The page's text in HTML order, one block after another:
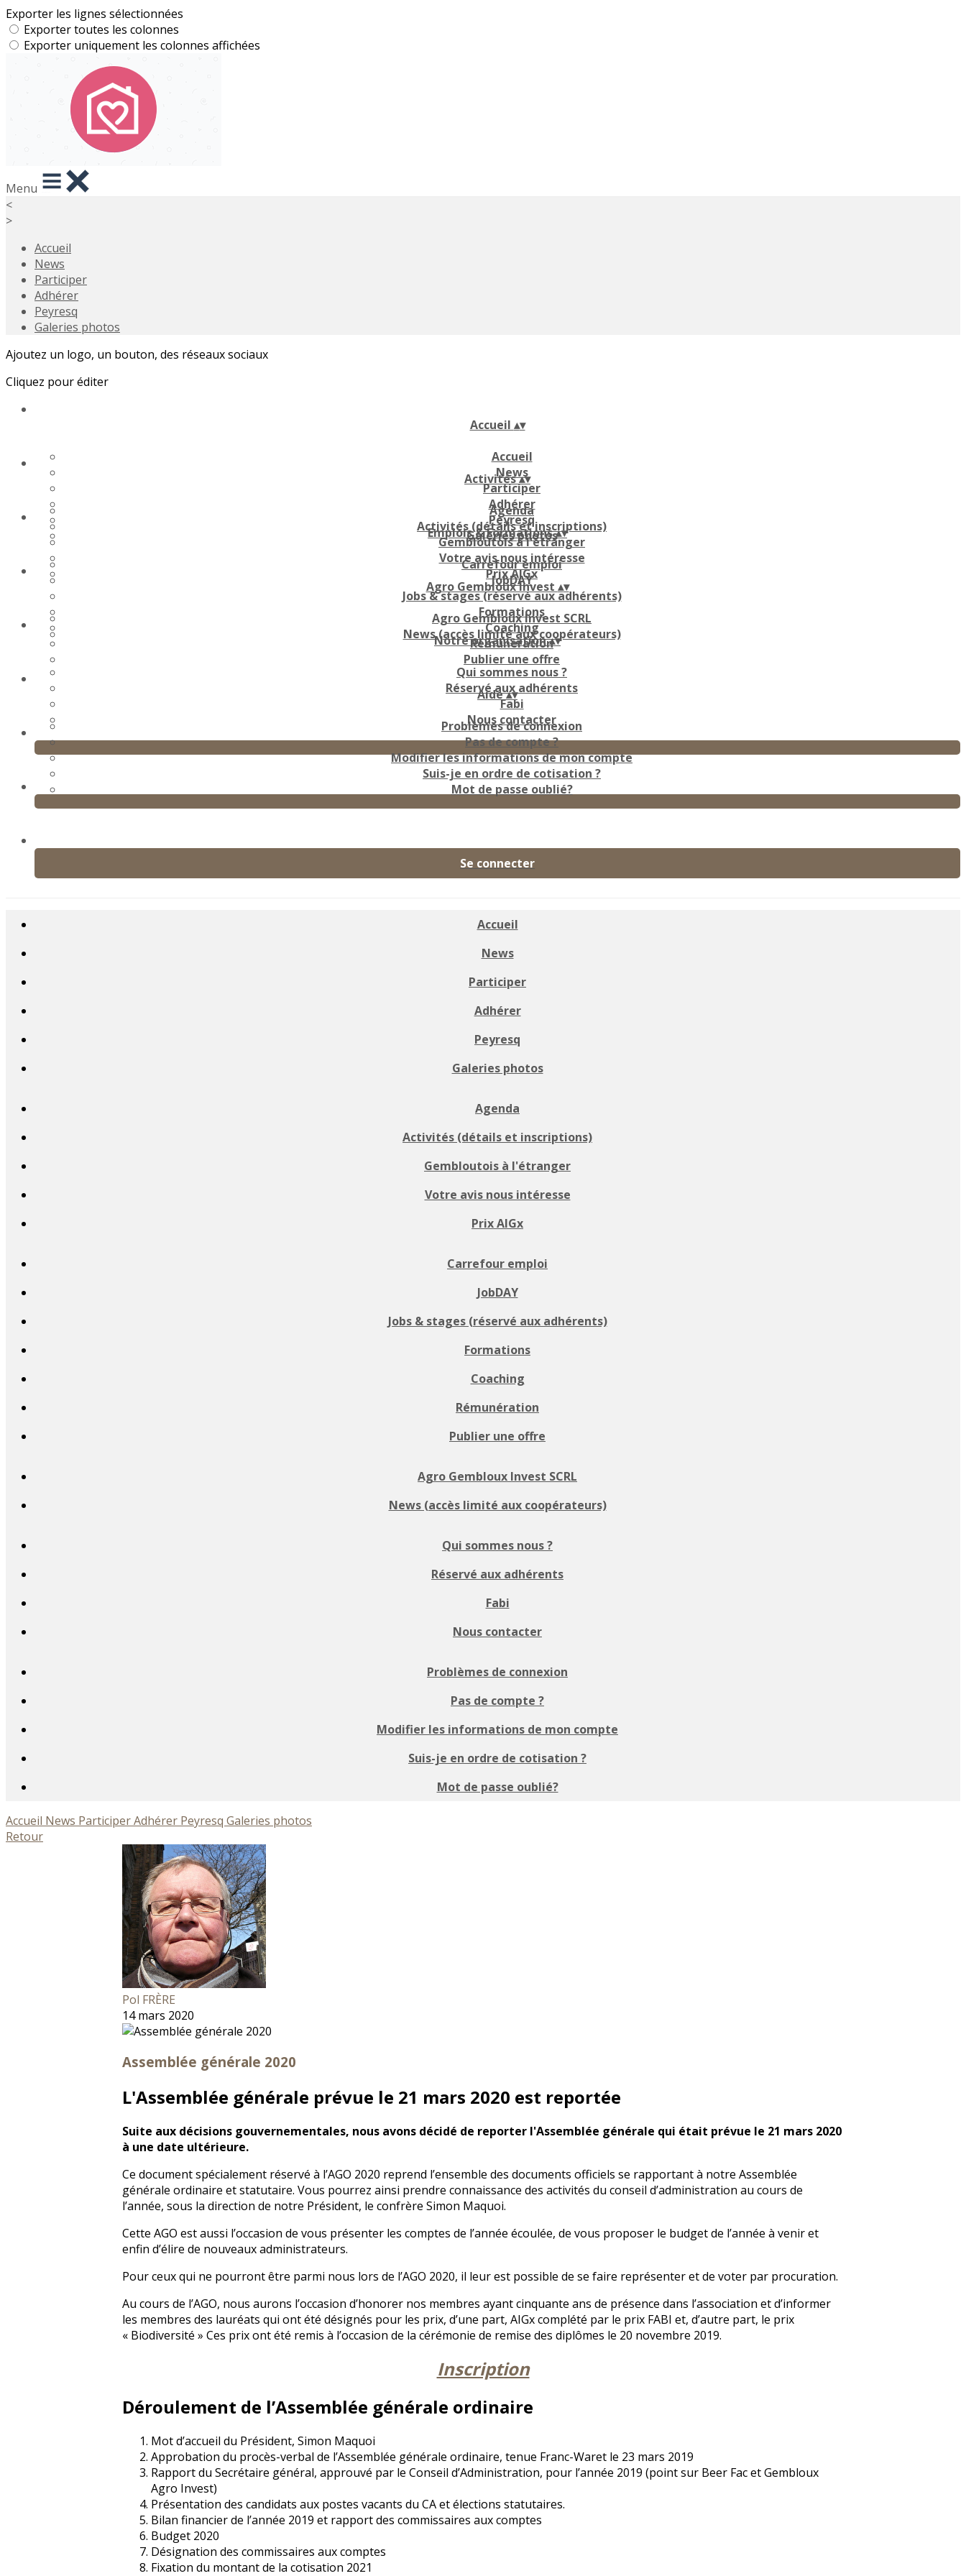
Exporter les lignes sélectionnées
Exporter toutes les colonnes
Exporter uniquement les colonnes affichées
Menu
<
>
Accueil
News
Participer
Adhérer
Peyresq
Galeries photos
Ajoutez un logo, un bouton, des réseaux sociaux
Cliquez pour éditer
Accueil ▴▾
Accueil
News
Participer
Adhérer
Peyresq
Galeries photos
Activités▴▾
Agenda
Activités (détails et inscriptions)
Gembloutois à l'étranger
Votre avis nous intéresse
Prix AIGx
Emplois & Formations▴▾
Carrefour emploi
JobDAY
Jobs & stages (réservé aux adhérents)
Formations
Coaching
Rémunération
Publier une offre
Agro Gembloux Invest ▴▾
Agro Gembloux Invest SCRL
News (accès limité aux coopérateurs)
Notre organisation▴▾
Qui sommes nous ?
Réservé aux adhérents
Fabi
Nous contacter
Aide▴▾
Problèmes de connexion
Pas de compte ?
Modifier les informations de mon compte
Suis-je en ordre de cotisation ?
Mot de passe oublié?
Se connecter
Accueil
News
Participer
Adhérer
Peyresq
Galeries photos
Agenda
Activités (détails et inscriptions)
Gembloutois à l'étranger
Votre avis nous intéresse
Prix AIGx
Carrefour emploi
JobDAY
Jobs & stages (réservé aux adhérents)
Formations
Coaching
Rémunération
Publier une offre
Agro Gembloux Invest SCRL
News (accès limité aux coopérateurs)
Qui sommes nous ?
Réservé aux adhérents
Fabi
Nous contacter
Problèmes de connexion
Pas de compte ?
Modifier les informations de mon compte
Suis-je en ordre de cotisation ?
Mot de passe oublié?
Accueil News ParticiperAdhérer Peyresq Galeries photos
Retour
Pol FRÈRE
14 mars 2020
Assemblée générale 2020
L'Assemblée générale prévue le 21 mars 2020 est reportée
Suite aux décisions gouvernementales, nous avons décidé de reporter l'Assemblée générale qui était prévue le 21 mars 2020
à une date ultérieure.
Ce document spécialement réservé à l’AGO 2020 reprend l’ensemble des documents officiels se rapportant à notre Assemblée
générale ordinaire et statutaire. Vous pourrez ainsi prendre connaissance des activités du conseil d’administration au cours de
l’année, sous la direction de notre Président, le confrère Simon Maquoi.
Cette AGO est aussi l’occasion de vous présenter les comptes de l’année écoulée, de vous proposer le budget de l’année à venir et
enfin d’élire de nouveaux administrateurs.
Pour ceux qui ne pourront être parmi nous lors de l’AGO 2020, il leur est possible de se faire représenter et de voter par procuration.
Au cours de l’AGO, nous aurons l’occasion d’honorer nos membres ayant cinquante ans de présence dans l’association et d’informer
les membres des lauréats qui ont été désignés pour les prix, d’une part, AIGx complété par le prix FABI et, d’autre part, le prix
« Biodiversité » Ces prix ont été remis à l’occasion de la cérémonie de remise des diplômes le 20 novembre 2019.
Inscription
Déroulement de l’Assemblée générale ordinaire
Mot d’accueil du Président, Simon Maquoi
Approbation du procès-verbal de l’Assemblée générale ordinaire, tenue Franc-Waret le 23 mars 2019
Rapport du Secrétaire général, approuvé par le Conseil d’Administration, pour l’année 2019 (point sur Beer Fac et Gembloux
Agro Invest)
Présentation des candidats aux postes vacants du CA et élections statutaires.
Bilan financier de l’année 2019 et rapport des commissaires aux comptes
Budget 2020
Désignation des commissaires aux comptes
Fixation du montant de la cotisation 2021